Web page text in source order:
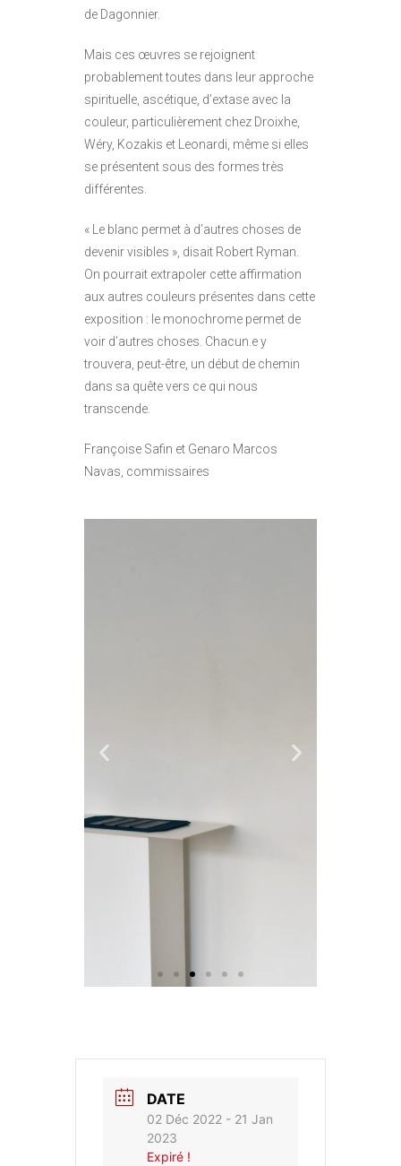
de Dagonnier.
Mais ces œuvres se rejoignent
probablement toutes dans leur approche
spirituelle, ascétique, d’extase avec la
couleur, particulièrement chez Droixhe,
Wéry, Kozakis et Leonardi, même si elles
se présentent sous des formes très
différentes.
« Le blanc permet à d’autres choses de
devenir visibles », disait Robert Ryman.
On pourrait extrapoler cette affirmation
aux autres couleurs présentes dans cette
exposition : le monochrome permet de
voir d’autres choses. Chacun.e y
trouvera, peut-être, un début de chemin
dans sa quête vers ce qui nous
transcende.
Françoise Safin et Genaro Marcos
Navas, commissaires
DATE
02 Déc 2022 - 21 Jan
2023
Expiré !